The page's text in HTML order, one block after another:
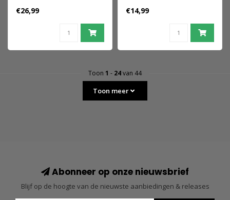
Notorious B.I.G 9 cm
€26,99
9 cm
€14,99
Toon 1 - 24van 44
Toon meer
Abonneer op onze nieuwsbrief
Blijf op de hoogte van de nieuwste aanbiedingen & releases